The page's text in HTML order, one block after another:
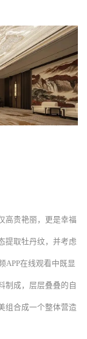
高贵艳丽，更是幸福
提取牡丹纹，并考虑
APP在线观看中既显
制成，层层叠叠的自
组合成一个整体营造